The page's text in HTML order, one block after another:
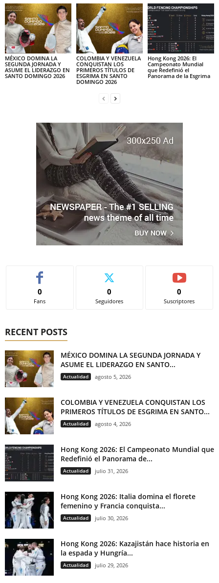
MÉXICO DOMINA LA
SEGUNDA JORNADA Y
ASUME EL LIDERAZGO EN
SANTO DOMINGO 2026
COLOMBIA Y VENEZUELA
CONQUISTAN LOS
PRIMEROS TÍTULOS DE
ESGRIMA EN SANTO
DOMINGO 2026
Hong Kong 2026: El
Campeonato Mundial
que Redefinió el
Panorama de la Esgrima
0
Fans
0
Seguidores
0
Suscriptores
RECENT POSTS
MÉXICO DOMINA LA SEGUNDA JORNADA Y
ASUME EL LIDERAZGO EN SANTO...
Actualidad agosto 5, 2026
COLOMBIA Y VENEZUELA CONQUISTAN LOS
PRIMEROS TÍTULOS DE ESGRIMA EN SANTO...
Actualidad agosto 4, 2026
Hong Kong 2026: El Campeonato Mundial que
Redefinió el Panorama de...
Actualidad julio 31, 2026
Hong Kong 2026: Italia domina el florete
femenino y Francia conquista...
Actualidad julio 30, 2026
Hong Kong 2026: Kazajistán hace historia en
la espada y Hungría...
Actualidad julio 29, 2026